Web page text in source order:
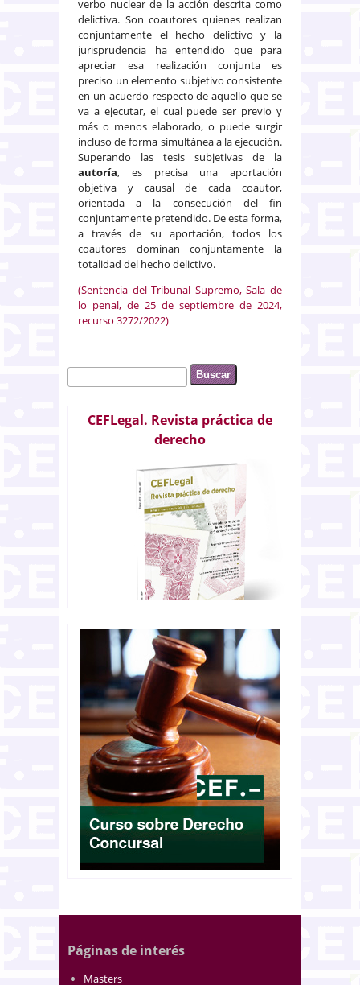
verbo nuclear de la acción descrita como
delictiva. Son coautores quienes realizan
conjuntamente el hecho delictivo y la
jurisprudencia ha entendido que para
apreciar esa realización conjunta es
preciso un elemento subjetivo consistente
en un acuerdo respecto de aquello que se
va a ejecutar, el cual puede ser previo y
más o menos elaborado, o puede surgir
incluso de forma simultánea a la ejecución.
Superando las tesis subjetivas de la
autoría, es precisa una aportación
objetiva y causal de cada coautor,
orientada a la consecución del fin
conjuntamente pretendido. De esta forma,
a través de su aportación, todos los
coautores dominan conjuntamente la
totalidad del hecho delictivo.
(Sentencia del Tribunal Supremo, Sala de
lo penal, de 25 de septiembre de 2024,
recurso 3272/2022)
Formulario de búsqueda
Buscar
CEFLegal. Revista práctica de
derecho
Páginas de interés
Masters